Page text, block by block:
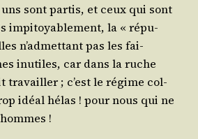
sont par­tis, et ceux qui sont
impi­toya­ble­ment, la « répu­
n’ad­met­tant pas les fai­
inutiles, car dans la ruche
tra­vailler ; c’est le régime col­
idéal hélas ! pour nous qui ne
!